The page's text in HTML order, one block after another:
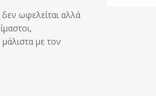
ωφελείται αλλά
μάλιστα με τον